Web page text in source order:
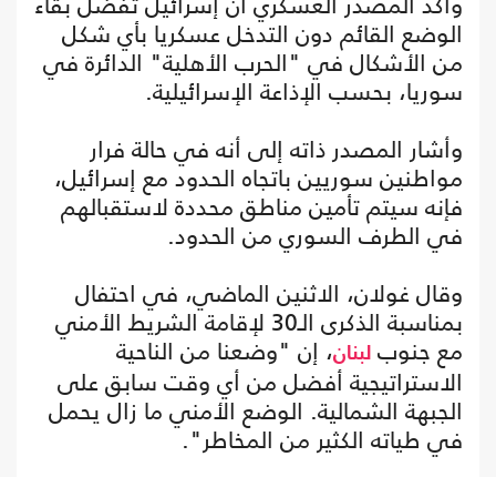
الوضع القائم دون التدخل عسكريا بأي شكل
من الأشكال في "الحرب الأهلية" الدائرة في
سوريا، بحسب الإذاعة الإسرائيلية.
وأشار المصدر ذاته إلى أنه في حالة فرار
مواطنين سوريين باتجاه الحدود مع إسرائيل،
فإنه سيتم تأمين مناطق محددة لاستقبالهم
في الطرف السوري من الحدود.
وقال غولان، الاثنين الماضي، في احتفال
بمناسبة الذكرى الـ30 لإقامة الشريط الأمني
مع جنوب لبنان، إن "وضعنا من الناحية
الاستراتيجية أفضل من أي وقت سابق على
الجبهة الشمالية. الوضع الأمني ما زال يحمل
في طياته الكثير من المخاطر".